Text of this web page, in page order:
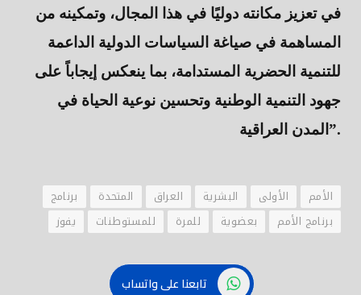
في تعزيز مكانته دوليًا في هذا المجال، وتمكينه من
المساهمة في صياغة السياسات الدولية الداعمة
للتنمية الحضرية المستدامة، بما ينعكس إيجاباً على
جهود التنمية الوطنية وتحسين نوعية الحياة في
المدن العراقية”.
الأمم الأولى البشرية العراق المتحدة
برنامج
برنامج الأمم
بعضوية للمرة للمستوطنات يفوز
تابعنا على واتساب